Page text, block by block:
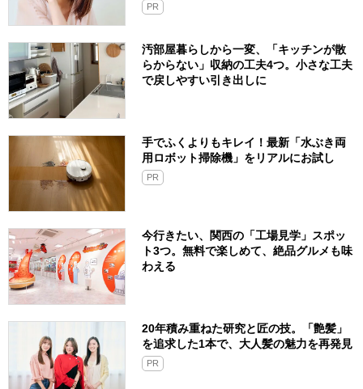
PR
汚部屋暮らしから一変、「キッチンが散
らからない」収納の工夫4つ。小さな工夫
で戻しやすい引き出しに
手でふくよりもキレイ！最新「水ぶき両
用ロボット掃除機」をリアルにお試し
PR
今行きたい、関西の「工場見学」スポッ
ト3つ。無料で楽しめて、絶品グルメも味
わえる
20年積み重ねた研究と匠の技。「艶髪」
を追求した1本で、大人髪の魅力を再発見
PR